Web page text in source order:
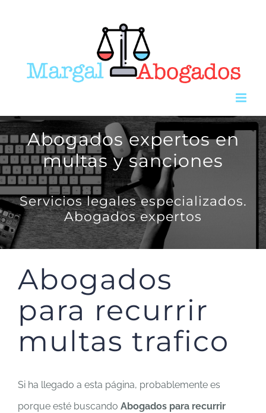
Abogados expertos en
multas y sanciones
Servicios legales especializados.
Abogados expertos
Abogados
para recurrir
multas trafico
Si ha llegado a esta página, probablemente es
porque esté buscando Abogados para recurrir